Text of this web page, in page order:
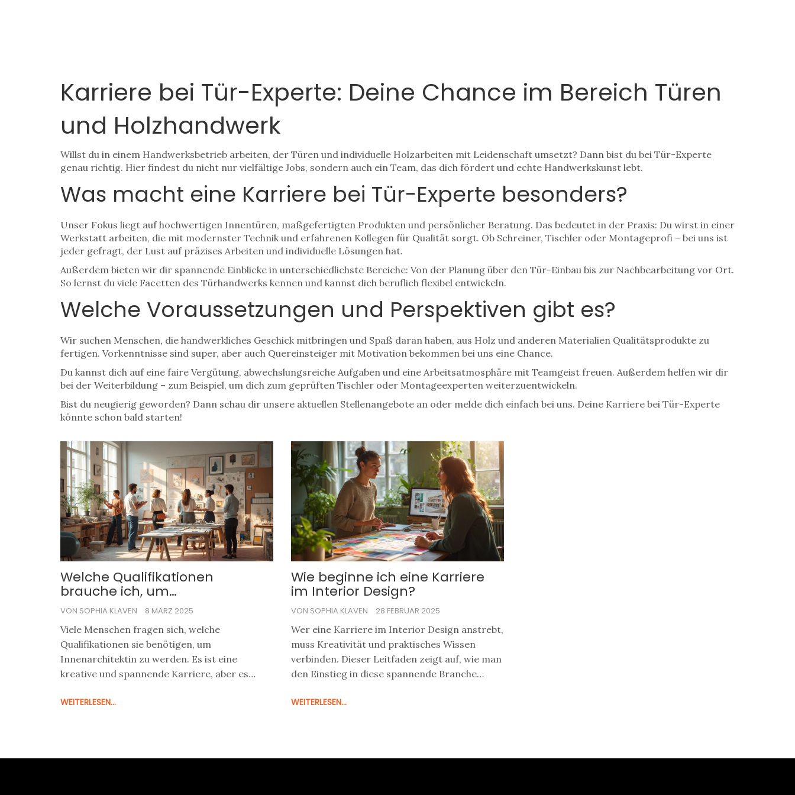
Karriere bei Tür-Experte: Deine Chance im Bereich Türen
und Holzhandwerk
Willst du in einem Handwerksbetrieb arbeiten, der Türen und individuelle Holzarbeiten mit Leidenschaft umsetzt? Dann bist du bei Tür-Experte
genau richtig. Hier findest du nicht nur vielfältige Jobs, sondern auch ein Team, das dich fördert und echte Handwerkskunst lebt.
Was macht eine Karriere bei Tür-Experte besonders?
Unser Fokus liegt auf hochwertigen Innentüren, maßgefertigten Produkten und persönlicher Beratung. Das bedeutet in der Praxis: Du wirst in einer
Werkstatt arbeiten, die mit modernster Technik und erfahrenen Kollegen für Qualität sorgt. Ob Schreiner, Tischler oder Montageprofi – bei uns ist
jeder gefragt, der Lust auf präzises Arbeiten und individuelle Lösungen hat.
Außerdem bieten wir dir spannende Einblicke in unterschiedlichste Bereiche: Von der Planung über den Tür-Einbau bis zur Nachbearbeitung vor Ort.
So lernst du viele Facetten des Türhandwerks kennen und kannst dich beruflich flexibel entwickeln.
Welche Voraussetzungen und Perspektiven gibt es?
Wir suchen Menschen, die handwerkliches Geschick mitbringen und Spaß daran haben, aus Holz und anderen Materialien Qualitätsprodukte zu
fertigen. Vorkenntnisse sind super, aber auch Quereinsteiger mit Motivation bekommen bei uns eine Chance.
Du kannst dich auf eine faire Vergütung, abwechslungsreiche Aufgaben und eine Arbeitsatmosphäre mit Teamgeist freuen. Außerdem helfen wir dir
bei der Weiterbildung – zum Beispiel, um dich zum geprüften Tischler oder Montageexperten weiterzuentwickeln.
Bist du neugierig geworden? Dann schau dir unsere aktuellen Stellenangebote an oder melde dich einfach bei uns. Deine Karriere bei Tür-Experte
könnte schon bald starten!
Welche Qualifikationen
brauche ich, um
Innenarchitektin zu werden?
VON SOPHIA KLAVEN 8 MÄRZ 2025
Viele Menschen fragen sich, welche
Qualifikationen sie benötigen, um
Innenarchitektin zu werden. Es ist eine
kreative und spannende Karriere, aber es
Erfahrung. In diesem Artikel werden wir die
Kreativität entfalten und gleichzeitig die
WEITERLESEN...
Wie beginne ich eine Karriere
im Interior Design?
VON SOPHIA KLAVEN 28 FEBRUAR 2025
Wer eine Karriere im Interior Design anstrebt,
muss Kreativität und praktisches Wissen
verbinden. Dieser Leitfaden zeigt auf, wie man
den Einstieg in diese spannende Branche
oder praktische Tipps – wir decken alles ab,
einen Beruf verwandeln können.
WEITERLESEN...